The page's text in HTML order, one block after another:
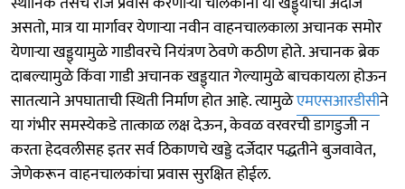
असतो, मात्र या मार्गावर येणाऱ्या नवीन वाहनचालकाला अचानक समोर
येणाऱ्या खड्ड्यामुळे गाडीवरचे नियंत्रण ठेवणे कठीण होते. अचानक ब्रेक
दाबल्यामुळे किंवा गाडी अचानक खड्ड्यात गेल्यामुळे बाचकायला होऊन
सातत्याने अपघाताची स्थिती निर्माण होत आहे. त्यामुळेएमएसआरडीसीने
या गंभीर समस्येकडे तात्काळ लक्ष देऊन, केवळ वरवरची डागडुजी न
करता हेदवलीसह इतर सर्व ठिकाणचे खड्डे दर्जेदार पद्धतीने बुजवावेत,
जेणेकरून वाहनचालकांचा प्रवास सुरक्षित होईल.